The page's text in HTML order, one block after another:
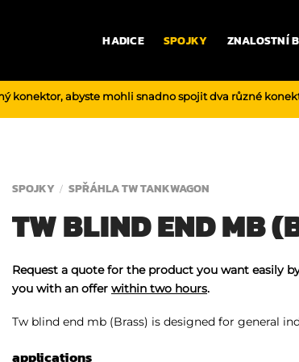
HADICE SPOJKY ZNALOSTNÍ
konektor, abyste mohli snadno spojit dva různé
SPOJKY / SPŘÁHLA TW TANKWAGON
TW BLIND END MB
Request a quote for the product you want easily
you with an offer within two hours.
Tw blind end mb (Brass) is designed for general
applications